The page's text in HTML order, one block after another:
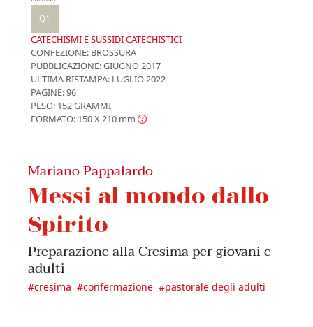
Q1
CATECHISMI E SUSSIDI CATECHISTICI
CONFEZIONE: BROSSURA
PUBBLICAZIONE:GIUGNO 2017
ULTIMA RISTAMPA: LUGLIO 2022
PAGINE: 96
PESO: 152 GRAMMI
FORMATO: 150 X 210 mm
Mariano Pappalardo
Messi al mondo dallo
Spirito
Preparazione alla Cresima per giovani e
adulti
#cresima #confermazione #pastorale degli adulti